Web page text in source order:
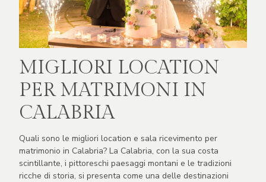
MIGLIORI LOCATION
PER MATRIMONI IN
CALABRIA
Quali sono le migliori location e sala ricevimento per
matrimonio in Calabria? La Calabria, con la sua costa
scintillante, i pittoreschi paesaggi montani e le tradizioni
ricche di storia, si presenta come una delle destinazioni